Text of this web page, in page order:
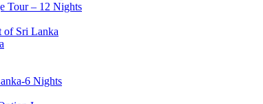
Tour – 12 Nights
of Sri Lanka
6 Nights